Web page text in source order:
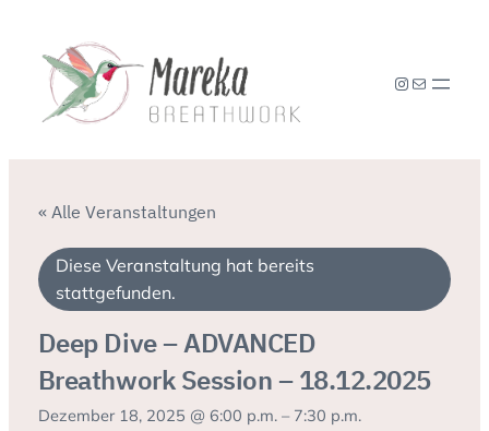
Instagram
E-Mail
« Alle Veranstaltungen
Diese Veranstaltung hat bereits
stattgefunden.
Deep Dive – ADVANCED
Breathwork Session – 18.12.2025
Dezember 18, 2025 @ 6:00 p.m.– 7:30 p.m.